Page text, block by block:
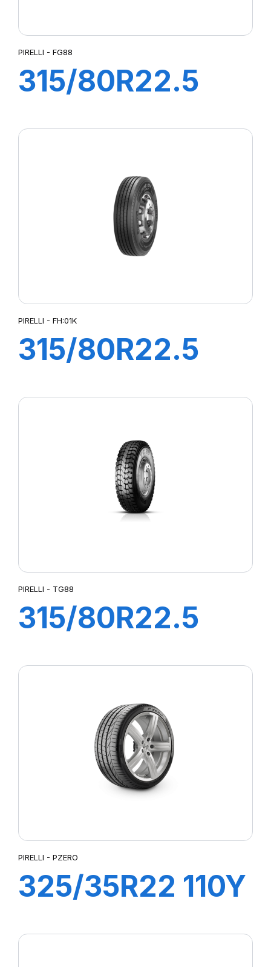
PIRELLI - FG88
315/80R22.5
PIRELLI - FH:01K
315/80R22.5
PIRELLI - TG88
315/80R22.5
PIRELLI - PZERO
325/35R22 110Y